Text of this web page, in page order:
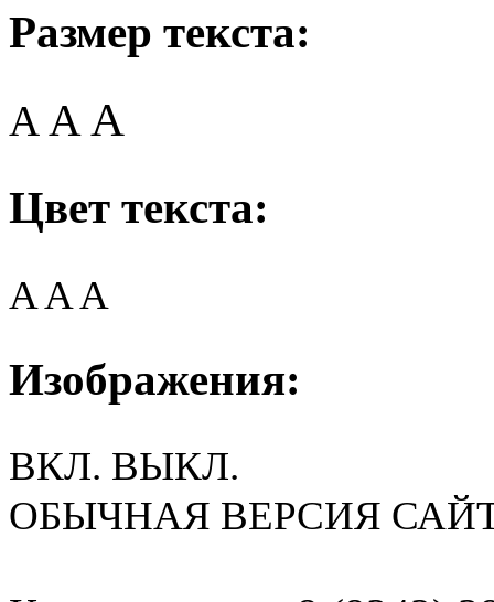
Размер текста:
A AA
Цвет текста:
AAA
Изображения:
ВКЛ. ВЫКЛ.
ОБЫЧНАЯ ВЕРСИЯ